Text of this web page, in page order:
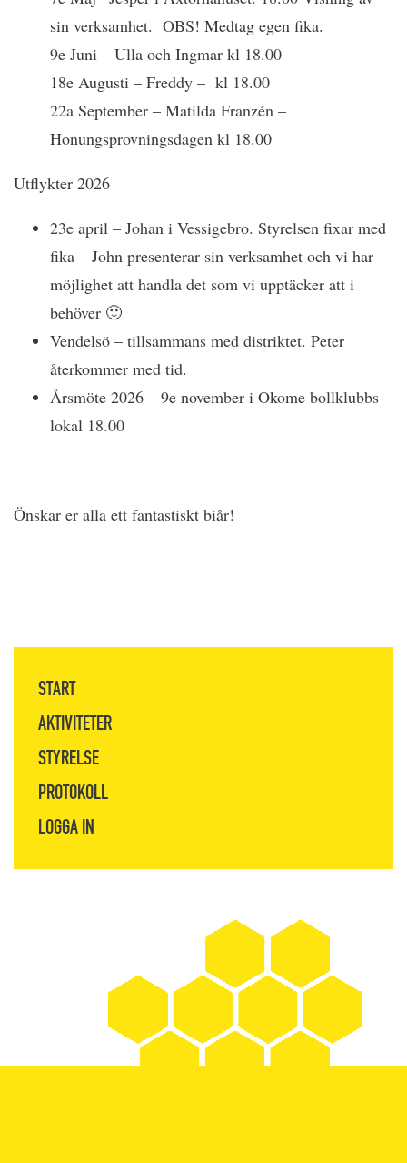
sin verksamhet. OBS! Medtag egen fika.
9e Juni – Ulla och Ingmar kl 18.00
18e Augusti – Freddy – kl 18.00
22a September – Matilda Franzén –
Honungsprovningsdagen kl 18.00
Utflykter 2026
23e april – Johan i Vessigebro. Styrelsen fixar med
fika – John presenterar sin verksamhet och vi har
möjlighet att handla det som vi upptäcker att i
behöver 🙂
Vendelsö – tillsammans med distriktet. Peter
återkommer med tid.
Årsmöte 2026 – 9e november i Okome bollklubbs
lokal 18.00
Önskar er alla ett fantastiskt biår!
START
AKTIVITETER
STYRELSE
PROTOKOLL
LOGGA IN